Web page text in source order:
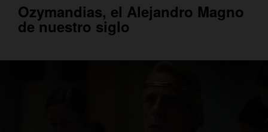
Ozymandias, el Alejandro Magno
de nuestro siglo